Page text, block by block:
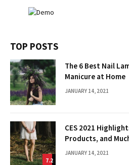
TOP POSTS
The 6 Best Nail
Manicure at Home
JANUARY 14, 2021
7.2
CES 2021
Products, and
JANUARY 14, 2021